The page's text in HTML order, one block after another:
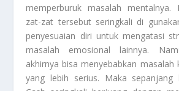
memperburuk masalah mentalnya.
zat-zat tersebut seringkali di
penyesuaian diri untuk mengatasi
masalah emosional lainnya.
akhirnya bisa menyebabkan masalah
yang lebih serius. Maka sepanjang